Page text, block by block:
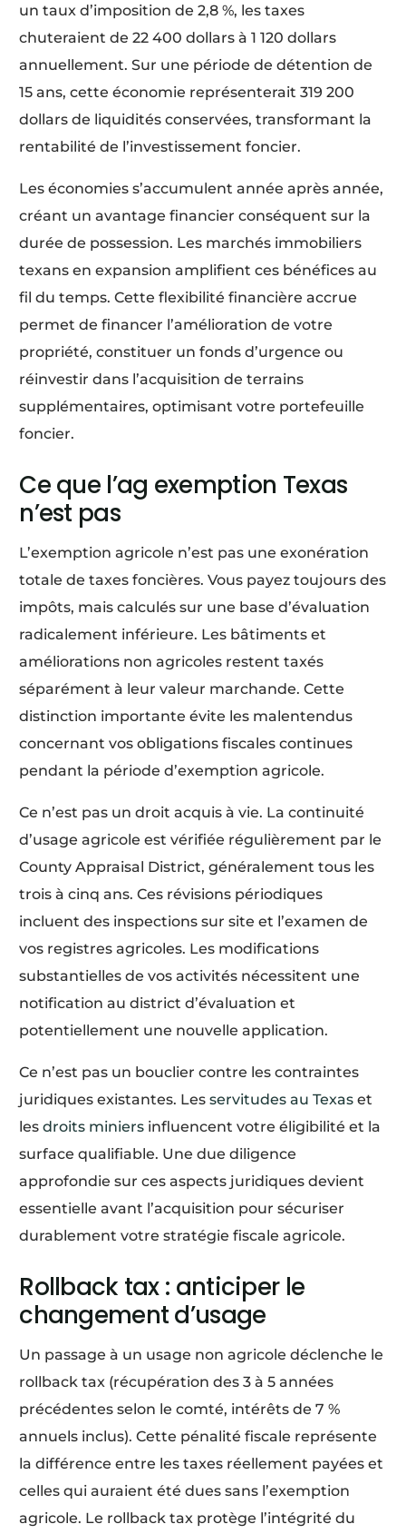
un taux d’imposition de 2,8 %, les taxes
chuteraient de 22 400 dollars à 1 120 dollars
annuellement. Sur une période de détention de
15 ans, cette économie représenterait 319 200
dollars de liquidités conservées, transformant la
rentabilité de l’investissement foncier.
Les économies s’accumulent année après année,
créant un avantage financier conséquent sur la
durée de possession. Les marchés immobiliers
texans en expansion amplifient ces bénéfices au
fil du temps. Cette flexibilité financière accrue
permet de financer l’amélioration de votre
propriété, constituer un fonds d’urgence ou
réinvestir dans l’acquisition de terrains
supplémentaires, optimisant votre portefeuille
foncier.
Ce que l’ag exemption Texas
n’est pas
L’exemption agricole n’est pas une exonération
totale de taxes foncières. Vous payez toujours des
impôts, mais calculés sur une base d’évaluation
radicalement inférieure. Les bâtiments et
améliorations non agricoles restent taxés
séparément à leur valeur marchande. Cette
distinction importante évite les malentendus
concernant vos obligations fiscales continues
pendant la période d’exemption agricole.
Ce n’est pas un droit acquis à vie. La continuité
d’usage agricole est vérifiée régulièrement par le
County Appraisal District, généralement tous les
trois à cinq ans. Ces révisions périodiques
incluent des inspections sur site et l’examen de
vos registres agricoles. Les modifications
substantielles de vos activités nécessitent une
notification au district d’évaluation et
potentiellement une nouvelle application.
Ce n’est pas un bouclier contre les contraintes
juridiques existantes. Lesservitudes au Texas et
lesdroits miniers influencent votre éligibilité et la
surface qualifiable. Une due diligence
approfondie sur ces aspects juridiques devient
essentielle avant l’acquisition pour sécuriser
durablement votre stratégie fiscale agricole.
Rollback tax : anticiper le
changement d’usage
Un passage à un usage non agricole déclenche le
rollback tax (récupération des 3 à 5 années
précédentes selon le comté, intérêts de 7 %
annuels inclus). Cette pénalité fiscale représente
la différence entre les taxes réellement payées et
celles qui auraient été dues sans l’exemption
agricole. Le rollback tax protège l’intégrité du